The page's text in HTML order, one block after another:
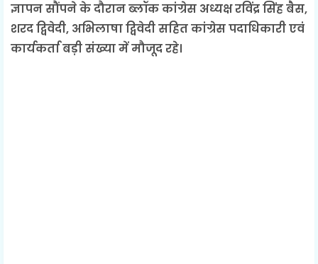
ज्ञापन सौंपने के दौरान ब्लॉक कांग्रेस अध्यक्ष रविंद्र सिंह बैस,
शरद द्विवेदी, अभिलाषा द्विवेदी सहित कांग्रेस पदाधिकारी एवं
कार्यकर्ता बड़ी संख्या में मौजूद रहे।